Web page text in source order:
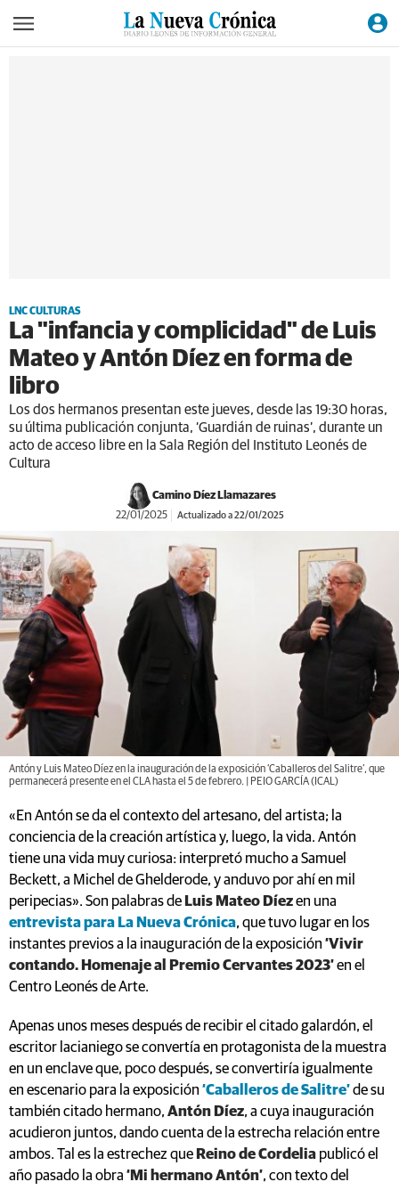
LNC CULTURAS
La "infancia y complicidad" de Luis
Mateo y Antón Díez en forma de
libro
Los dos hermanos presentan este jueves, desde las 19:30 horas,
su última publicación conjunta, ‘Guardián de ruinas’, durante un
acto de acceso libre en la Sala Región del Instituto Leonés de
Cultura
Camino Díez Llamazares
22/01/2025 Actualizado a 22/01/2025
Antón y Luis Mateo Díez en la inauguración de la exposición ‘Caballeros del Salitre’, que
permanecerá presente en el CLA hasta el 5 de febrero. | PEIO GARCÍA (ICAL)
«En Antón se da el contexto del artesano, del artista; la
conciencia de la creación artística y, luego, la vida. Antón
tiene una vida muy curiosa: interpretó mucho a Samuel
Beckett, a Michel de Ghelderode, y anduvo por ahí en mil
peripecias». Son palabras de Luis Mateo Díezen una
entrevista para La Nueva Crónica, que tuvo lugar en los
instantes previos a la inauguración de la exposición ‘Vivir
contando. Homenaje al Premio Cervantes 2023’en el
Centro Leonés de Arte.
Apenas unos meses después de recibir el citado galardón, el
escritor lacianiego se convertía en protagonista de la muestra
en un enclave que, poco después, se convertiría igualmente
en escenario para la exposición ‘Caballeros de Salitre’de su
también citado hermano, Antón Díez, a cuya inauguración
acudieron juntos, dando cuenta de la estrecha relación entre
ambos. Tal es la estrechez que Reino de Cordelia publicó el
año pasado la obra ‘Mi hermano Antón’, con texto del